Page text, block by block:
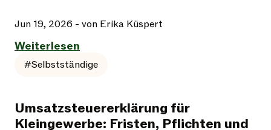
Jun 19, 2026 - von Erika Küspert
Weiterlesen
#Selbstständige
Umsatzsteuererklärung für
Kleingewerbe: Fristen, Pflichten und